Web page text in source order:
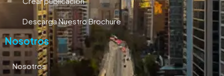
Descarga Nuestro Brochure
Nosotros
Nosotros